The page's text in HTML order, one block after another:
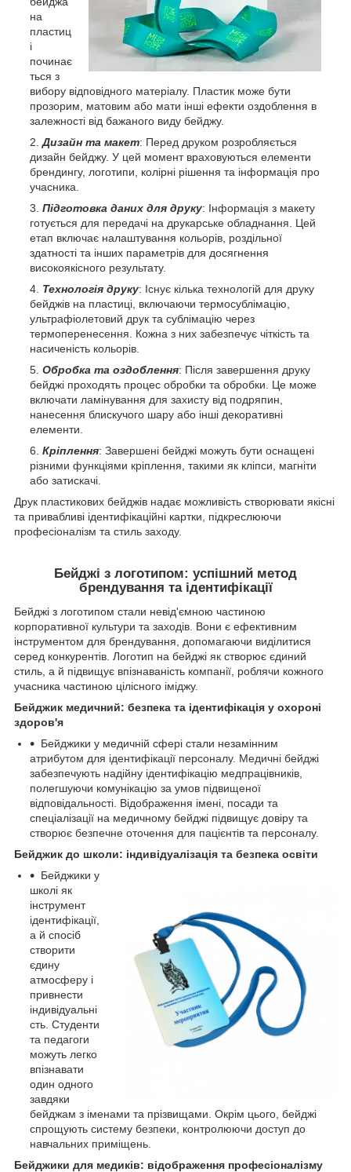
на
пластиц
і
починає
ться з
вибору відповідного матеріалу. Пластик може бути
прозорим, матовим або мати інші ефекти оздоблення в
залежності від бажаного виду бейджу.
Дизайн та макет: Перед друком розробляється
дизайн бейджу. У цей момент враховуються елементи
брендингу, логотипи, колірні рішення та інформація про
учасника.
Підготовка даних для друку: Інформація з макету
готується для передачі на друкарське обладнання. Цей
етап включає налаштування кольорів, роздільної
здатності та інших параметрів для досягнення
високоякісного результату.
Технологія друку: Існує кілька технологій для друку
бейджів на пластиці, включаючи термосублімацію,
ультрафіолетовий друк та сублімацію через
термоперенесення. Кожна з них забезпечує чіткість та
насиченість кольорів.
Обробка та оздоблення: Після завершення друку
бейджі проходять процес обробки та обробки. Це може
включати ламінування для захисту від подряпин,
нанесення блискучого шару або інші декоративні
елементи.
Кріплення: Завершені бейджі можуть бути оснащені
різними функціями кріплення, такими як кліпси, магніти
або затискачі.
Друк пластикових бейджів надає можливість створювати якісні
та привабливі ідентифікаційні картки, підкреслюючи
професіоналізм та стиль заходу.
Бейджі з логотипом: успішний метод
брендування та ідентифікації
Бейджі з логотипом стали невід'ємною частиною
корпоративної культури та заходів. Вони є ефективним
інструментом для брендування, допомагаючи виділитися
серед конкурентів. Логотип на бейджі як створює єдиний
стиль, а й підвищує впізнаваність компанії, роблячи кожного
учасника частиною цілісного іміджу.
Бейджик медичний: безпека та ідентифікація у охороні
здоров'я
Бейджики у медичній сфері стали незамінним
атрибутом для ідентифікації персоналу. Медичні бейджі
забезпечують надійну ідентифікацію медпрацівників,
полегшуючи комунікацію за умов підвищеної
відповідальності. Відображення імені, посади та
спеціалізації на медичному бейджі підвищує довіру та
створює безпечне оточення для пацієнтів та персоналу.
Бейджик до школи: індивідуалізація та безпека освіти
Бейджики у
школі як
інструмент
ідентифікації,
а й спосіб
створити
єдину
атмосферу і
привнести
індивідуальні
сть. Студенти
та педагоги
можуть легко
впізнавати
один одного
завдяки
бейджам з іменами та прізвищами. Окрім цього, бейджі
спрощують систему безпеки, контролюючи доступ до
навчальних приміщень.
Бейджики для медиків: відображення професіоналізму